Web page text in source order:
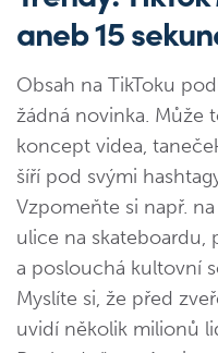
aneb 15
Obsah na TikToku
žádná novinka. Může
koncept videa,
šíří pod svými
Vzpomeňte si např. na
ulice na skateboardu,
a poslouchá kultovní
Myslíte si, že před
uvidí několik milionů